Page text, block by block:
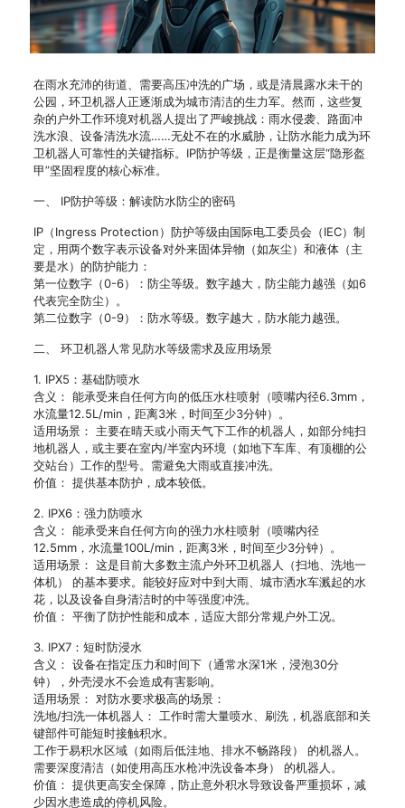
在雨水充沛的街道、需要高压冲洗的广场，或是清晨露水未干的
公园，环卫机器人正逐渐成为城市清洁的生力军。然而，这些复
杂的户外工作环境对机器人提出了严峻挑战：雨水侵袭、路面冲
洗水浪、设备清洗水流……无处不在的水威胁，让防水能力成为环
卫机器人可靠性的关键指标。IP防护等级，正是衡量这层“隐形盔
甲”坚固程度的核心标准。
一、 IP防护等级：解读防水防尘的密码
IP（Ingress Protection）防护等级由国际电工委员会（IEC）制
定，用两个数字表示设备对外来固体异物（如灰尘）和液体（主
要是水）的防护能力：
第一位数字（0-6）：防尘等级。数字越大，防尘能力越强（如6
代表完全防尘）。
第二位数字（0-9）：防水等级。数字越大，防水能力越强。
二、 环卫机器人常见防水等级需求及应用场景
1. IPX5：基础防喷水
含义： 能承受来自任何方向的低压水柱喷射（喷嘴内径6.3mm，
水流量12.5L/min，距离3米，时间至少3分钟）。
适用场景： 主要在晴天或小雨天气下工作的机器人，如部分纯扫
地机器人，或主要在室内/半室内环境（如地下车库、有顶棚的公
交站台）工作的型号。需避免大雨或直接冲洗。
价值： 提供基本防护，成本较低。
2. IPX6：强力防喷水
含义： 能承受来自任何方向的强力水柱喷射（喷嘴内径
12.5mm，水流量100L/min，距离3米，时间至少3分钟）。
适用场景： 这是目前大多数主流户外环卫机器人（扫地、洗地一
体机） 的基本要求。能较好应对中到大雨、城市洒水车溅起的水
花，以及设备自身清洁时的中等强度冲洗。
价值： 平衡了防护性能和成本，适应大部分常规户外工况。
3. IPX7：短时防浸水
含义： 设备在指定压力和时间下（通常水深1米，浸泡30分
钟），外壳浸水不会造成有害影响。
适用场景： 对防水要求极高的场景：
洗地/扫洗一体机器人： 工作时需大量喷水、刷洗，机器底部和关
键部件可能短时接触积水。
工作于易积水区域（如雨后低洼地、排水不畅路段） 的机器人。
需要深度清洁（如使用高压水枪冲洗设备本身） 的机器人。
价值： 提供更高安全保障，防止意外积水导致设备严重损坏，减
少因水患造成的停机风险。